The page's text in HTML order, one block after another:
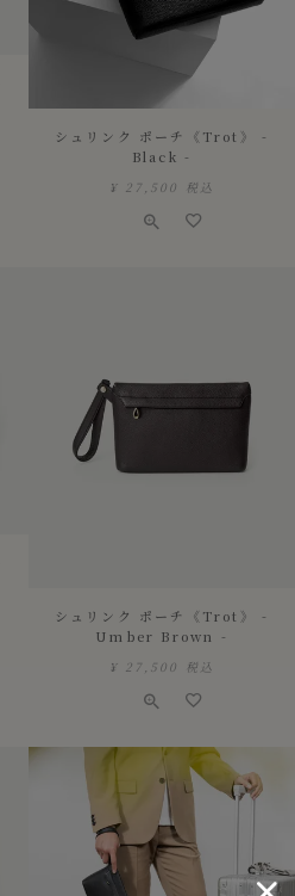
シュリンク ポーチ《Trot》 -
Black -
¥ 27,500 税込
シュリンク ポーチ《Trot》 -
Umber Brown -
¥ 27,500 税込